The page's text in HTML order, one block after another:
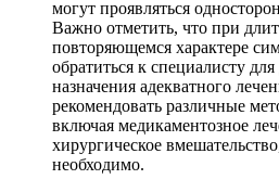
могут проявляться
Важно отметить, что при
повторяющемся характере
обратиться к специалисту
назначения адекватного
рекомендовать различные
включая медикаментозное
хирургическое
необходимо.